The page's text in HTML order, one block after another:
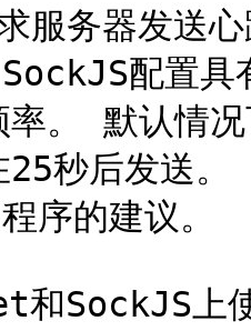
服务器发送
配置具
率。 默认情
25秒后发送
的建议。
SockJS上使